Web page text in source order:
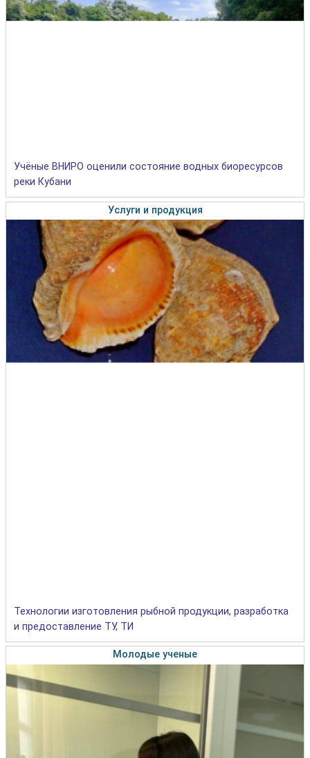
Учёные ВНИРО оценили состояние водных биоресурсов
реки Кубани
Услуги и продукция
Технологии изготовления рыбной продукции, разработка
и предоставление ТУ, ТИ
Молодые ученые